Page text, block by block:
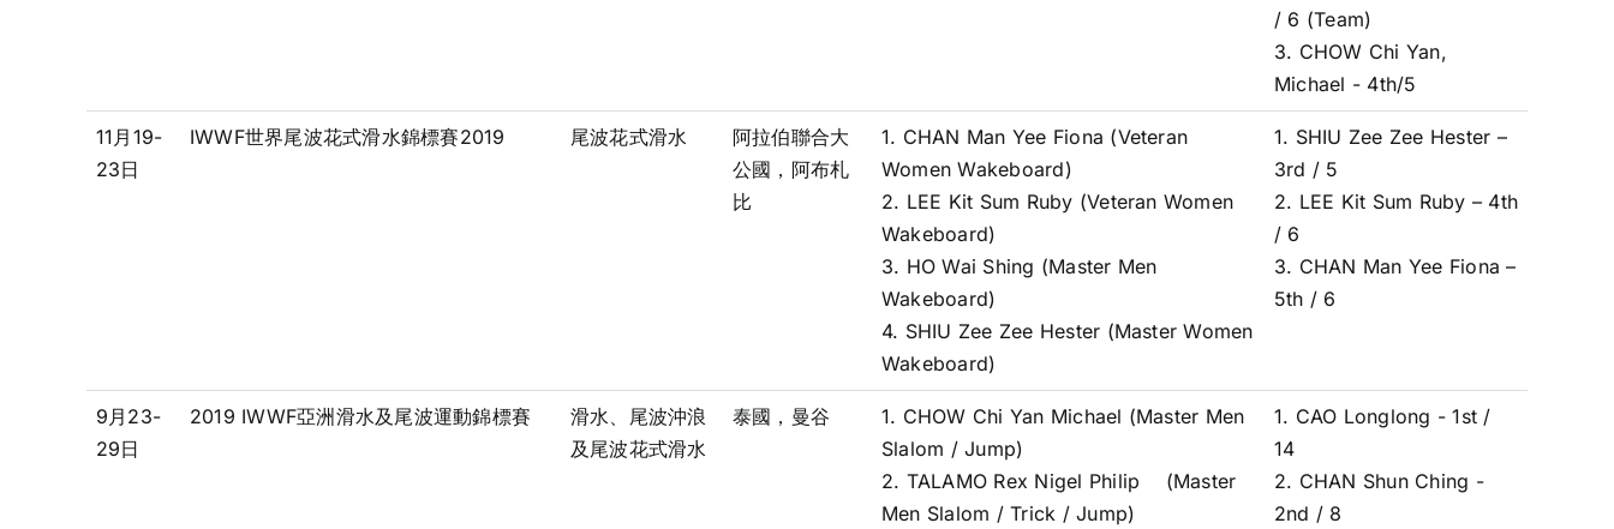
/ 6 (Team)
3. CHOW Chi Yan,
Michael - 4th/5
11月19-
23日
IWWF世界尾波花式滑水錦標賽2019 尾波花式滑水
阿拉伯聯合大
公國，阿布札
比
1. CHAN Man Yee Fiona (Veteran
Women Wakeboard)
2. LEE Kit Sum Ruby (Veteran Women
Wakeboard)
3. HO Wai Shing (Master Men
Wakeboard)
4. SHIU Zee Zee Hester (Master Women
Wakeboard)
1. SHIU Zee Zee Hester –
3rd / 5
2. LEE Kit Sum Ruby – 4th
/ 6
3. CHAN Man Yee Fiona –
5th / 6
9月23-
29日
2019 IWWF亞洲滑水及尾波運動錦標賽
滑水、尾波沖浪
及尾波花式滑水
泰國，曼谷
1. CHOW Chi Yan Michael (Master Men
Slalom / Jump)
2. TALAMO Rex Nigel Philip (Master
Men Slalom / Trick / Jump)
1. CAO Longlong - 1st /
14
2. CHAN Shun Ching -
2nd / 8